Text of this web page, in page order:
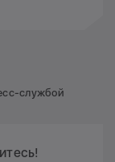
службой